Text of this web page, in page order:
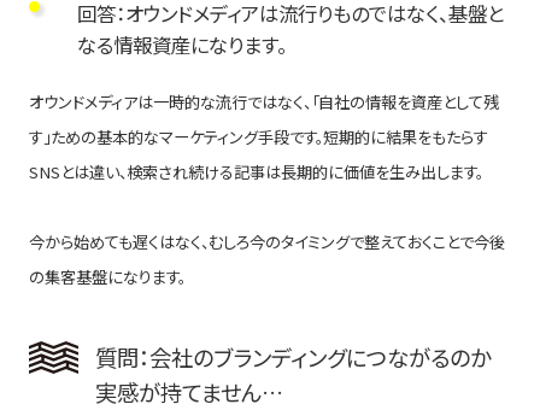
回答：オウンドメディアは流行りものではなく、基盤と
なる情報資産になります。
オウンドメディアは一時的な流行ではなく、「自社の情報を資産として残
す」ための基本的なマーケティング手段です。短期的に結果をもたらす
SNSとは違い、検索され続ける記事は長期的に価値を生み出します。
今から始めても遅くはなく、むしろ今のタイミングで整えておくことで今後
の集客基盤になります。
質問：会社のブランディングにつながるのか
実感が持てません…